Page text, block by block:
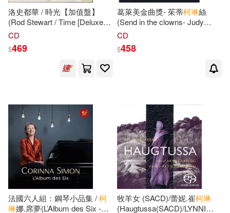
洛史都華 / 時光【加值盤】
(Rod Stewart / Time [Deluxe
Edition])
CD
$469
葛萊美金曲獎- 茱蒂柯琳絲
(Send in the clowns- Judy
Collins)
CD
$458
法國六人組：鋼琴小品集 /柯
琳娜.席夢(L’Album des Six -
牧羊女 (SACD)/蕾妮.崔柯琳
(Haugtussa(SACD)/LYNNI